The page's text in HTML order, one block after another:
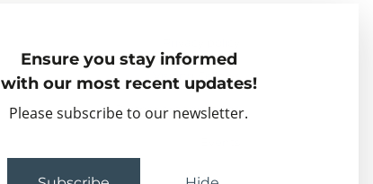
Ensure you stay informed
with our most recent updates!
Please subscribe to our newsletter.
Visiting Fellows
Partner organisations